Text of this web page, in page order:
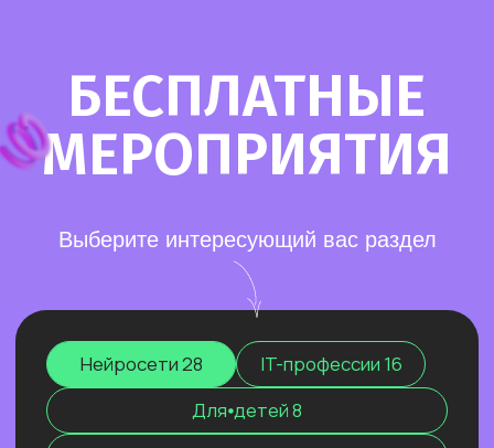
в мир нейросетей. Основные принципы,
полезные рекомендации и советы по работе
с нейросетями для тех, кто делает первые
шаги в области ИИ.
Нейросети для разработки и IT—
глубокого анализа данных, разработки
автономных систем.
Нейросети для профессий вне IT
инструменты для автоматизации, анализа
Примеры использования: от генерация
текстов и изображений до оптимизации
рутинных процессов.